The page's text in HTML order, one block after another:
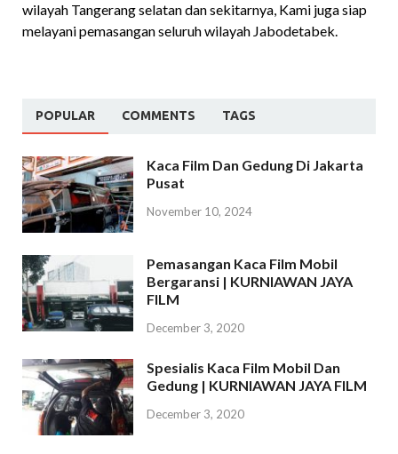
wilayah Tangerang selatan dan sekitarnya, Kami juga siap
melayani pemasangan seluruh wilayah Jabodetabek.
POPULAR COMMENTS TAGS
Kaca Film Dan Gedung Di Jakarta
Pusat
November 10, 2024
Pemasangan Kaca Film Mobil
Bergaransi | KURNIAWAN JAYA
FILM
December 3, 2020
Spesialis Kaca Film Mobil Dan
Gedung | KURNIAWAN JAYA FILM
December 3, 2020